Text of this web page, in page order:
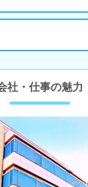
社・仕事の魅力